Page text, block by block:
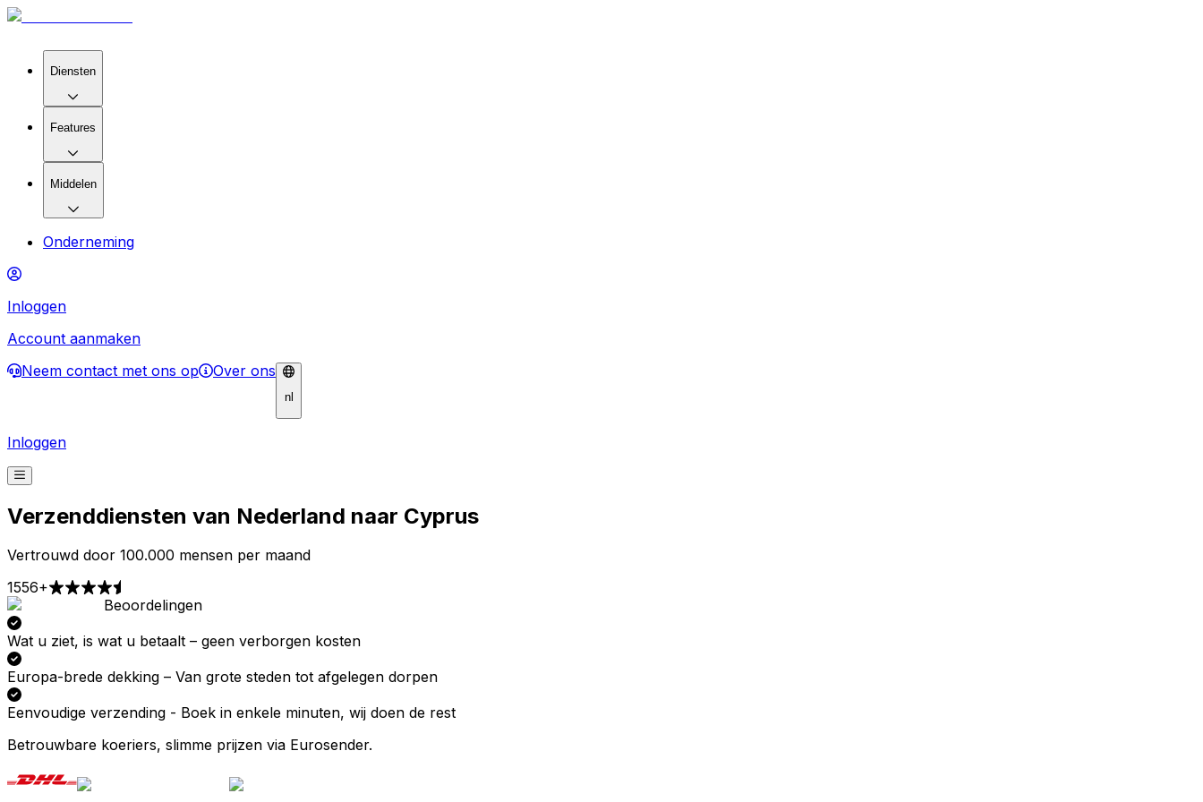
Diensten
Features
Middelen
Onderneming
Inloggen
Account aanmaken
Neem contact met ons op
Over ons
nl
Inloggen
Verzenddiensten van Nederland naar Cyprus
Vertrouwd door 100.000 mensen per maand
1556+
Beoordelingen
Afhalen
Bezorgen
Prijzen vanaf € 2,99